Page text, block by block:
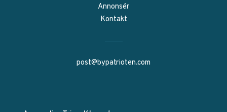
Annonsér
Kontakt
post@bypatrioten.com